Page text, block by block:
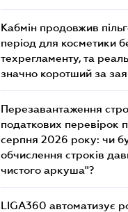
Кабмін продовжив
період для косметики
техрегламенту, та
значно коротший за
Перезавантаження
податкових перевірок
серпня 2026 року: чи
обчислення строків
чистого аркуша"?
LIGA360 автоматизує